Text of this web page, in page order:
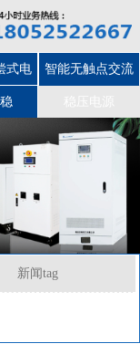
式电 智能无触点交流
新闻tag